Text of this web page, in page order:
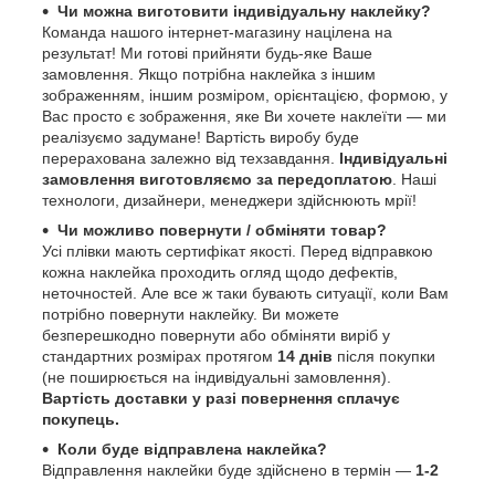
Чи можна виготовити індивідуальну наклейку?
Команда нашого інтернет-магазину націлена на
результат! Ми готові прийняти будь-яке Ваше
замовлення. Якщо потрібна наклейка з іншим
зображенням, іншим розміром, орієнтацією, формою, у
Вас просто є зображення, яке Ви хочете наклеїти — ми
реалізуємо задумане! Вартість виробу буде
перерахована залежно від техзавдання. Індивідуальні
замовлення виготовляємо за передоплатою . Наші
технологи, дизайнери, менеджери здійснюють мрії!
Чи можливо повернути / обміняти товар?
Усі плівки мають сертифікат якості. Перед відправкою
кожна наклейка проходить огляд щодо дефектів,
неточностей. Але все ж таки бувають ситуації, коли Вам
потрібно повернути наклейку. Ви можете
безперешкодно повернути або обміняти виріб у
стандартних розмірах протягом 14 днів після покупки
(не поширюється на індивідуальні замовлення).
Вартість доставки у разі повернення сплачує
покупець.
Коли буде відправлена наклейка?
Відправлення наклейки буде здійснено в термін — 1-2